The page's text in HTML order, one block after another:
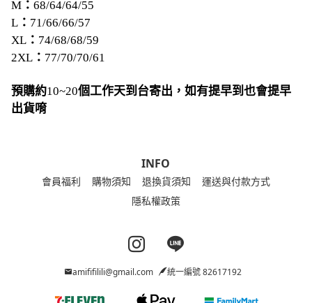
M ： 68/64/64/55
L ： 71/66/66/57
XL ： 74/68/68/59
2XL ： 77/70/70/61
預購約10~20個工作天到台寄出，如有提早到也會提早
出貨唷
INFO
會員福利 購物須知 退換貨須知
運送與付款方式
隱私權政策
Instagram page
Line page
amififilili@gmail.com 統一編號 82617192